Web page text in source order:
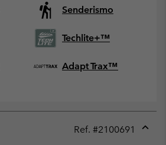
Senderismo
Techlite+™
Adapt Trax™
Ref. #2100691